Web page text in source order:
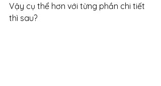
Vậy cụ thể hơn với từng phần chi tiết
thì sau?